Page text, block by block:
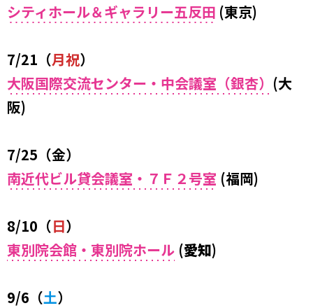
シティホール＆ギャラリー五反田 (東京)
7/21（月祝）
大阪国際交流センター・中会議室（銀杏） (大
阪)
7/25（金）
南近代ビル貸会議室・７Ｆ２号室 (福岡)
8/10（日）
東別院会館・東別院ホール (愛知)
9/6（土）